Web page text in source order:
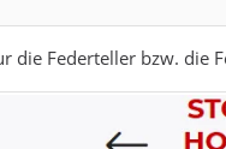
die Federteller bzw.